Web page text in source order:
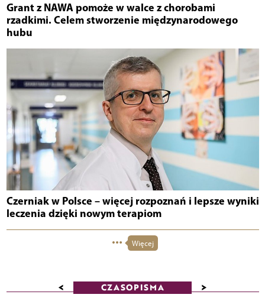
Grant z NAWA pomoże w walce z chorobami
rzadkimi. Celem stworzenie międzynarodowego
hubu
Czerniak w Polsce – więcej rozpoznań i lepsze wyniki
leczenia dzięki nowym terapiom
Więcej
< CZASOPISMA >